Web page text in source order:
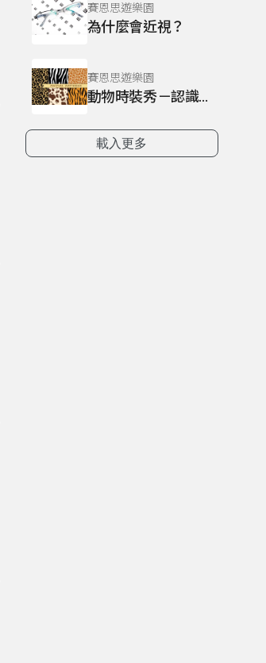
賽恩思遊樂園
為什麼會近視？
賽恩思遊樂園
動物時裝秀－認識動物身上的斑紋
載入更多